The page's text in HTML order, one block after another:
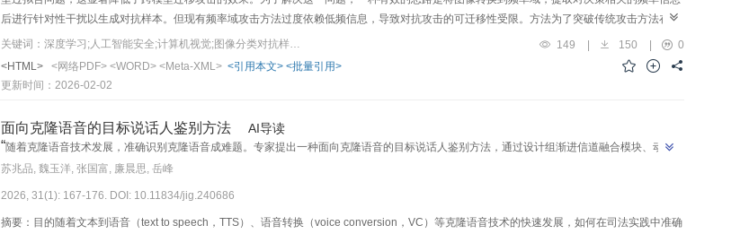
后进行针对性干扰以生成对抗样本。但现有频率域攻击方法过度依赖低频信息，导致对抗攻击的可迁移性受限。方法为了突破传统攻击方法在迁
移性与生成效率方面的双重局限，本文提出一种基于生成器架构的频率域对抗样本生成方法。该方法能够在频率域中自适应地保留对分类决策有
益的高频和低频信息，并通过干扰这些信息生成对抗样本。通过利用生成器架构，本文方法无需真实标签，一旦生成器训练完成，即可直接将输
入图像送入生成器生成对抗样本，从而显著提高生成效率，同时保持了较高的迁移攻击性能。结果在ImageNet上进行的大量实验证明，本方法
动物数据集以及微软通用物体检测数据集（Microsoft common objects in context， MS-COCO）分别在跨数据集图像分类任务以及目标检测任
务上验证了攻击方法的有效性。结论本文提出的基于生成器架构的频率域对抗样本生成方法，通过自适应选择并干扰对分类决策有益的频率成
关键词：深度学习;人工智能安全;计算机视觉;图像分类对抗样本;生成式攻击算法 149 | 150 |
0
<HTML>
<网络PDF> <WORD> <Meta-XML> <引用本文> <批量引用>
更新时间：2026-02-02
面向克隆语音的目标说话人鉴别方法 AI导读
“随着克隆语音技术发展，准确识别克隆语音成难题。专家提出一种面向克隆语音的目标说话人鉴别方法，通过设计组渐进信道融合模块、动态
全局滤波器等，有效提取目标说话人特征，实验结果表明该方法在声纹认定任务中更具优势，为克隆语音声纹认定提供新方法。
苏兆品, 魏玉洋, 张国富, 廉晨思, 岳峰
2026, 31(1): 167-176. DOI: 10.11834/jig.240686
摘要：目的随着文本到语音（text to speech，TTS）、语音转换（voice conversion，VC）等克隆语音技术的快速发展，如何在司法实践中准确